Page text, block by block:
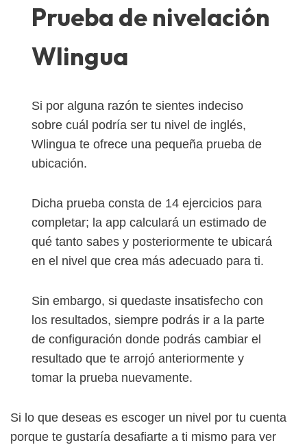
Prueba de nivelación
Wlingua
Si por alguna razón te sientes indeciso
sobre cuál podría ser tu nivel de inglés,
Wlingua te ofrece una pequeña prueba de
ubicación.
Dicha prueba consta de 14 ejercicios para
completar; la app calculará un estimado de
qué tanto sabes y posteriormente te ubicará
en el nivel que crea más adecuado para ti.
Sin embargo, si quedaste insatisfecho con
los resultados, siempre podrás ir a la parte
de configuración donde podrás cambiar el
resultado que te arrojó anteriormente y
tomar la prueba nuevamente.
Si lo que deseas es escoger un nivel por tu cuenta
porque te gustaría desafiarte a ti mismo para ver